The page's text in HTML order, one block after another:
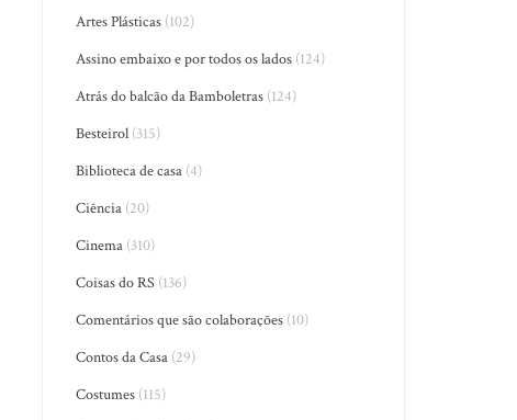
Artes Plásticas (102)
Assino embaixo e por todos os lados (124)
Atrás do balcão da Bamboletras (124)
Besteirol (315)
Biblioteca de casa (4)
Ciência (20)
Cinema (310)
Coisas do RS (136)
Comentários que são colaborações (10)
Contos da Casa (29)
Costumes (115)